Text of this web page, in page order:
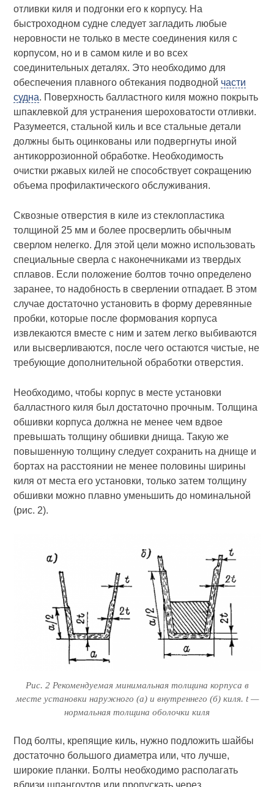
отливки киля и подгонки его к корпусу. На
быстроходном судне следует загладить любые
неровности не только в месте соединения киля с
корпусом, но и в самом киле и во всех
соединительных деталях. Это необходимо для
обеспечения плавного обтекания подводной части
судна. Поверхность балластного киля можно покрыть
шпаклевкой для устранения шероховатости отливки.
Разумеется, стальной киль и все стальные детали
должны быть оцинкованы или подвергнуты иной
антикоррозионной обработке. Необходимость
очистки ржавых килей не способствует сокращению
объема профилактического обслуживания.
Сквозные отверстия в киле из стеклопластика
толщиной 25 мм и более просверлить обычным
сверлом нелегко. Для этой цели можно использовать
специальные сверла с наконечниками из твердых
сплавов. Если положение болтов точно определено
заранее, то надобность в сверлении отпадает. В этом
случае достаточно установить в форму деревянные
пробки, которые после формования корпуса
извлекаются вместе с ним и затем легко выбиваются
или высверливаются, после чего остаются чистые, не
требующие дополнительной обработки отверстия.
Необходимо, чтобы корпус в месте установки
балластного киля был достаточно прочным. Толщина
обшивки корпуса должна не менее чем вдвое
превышать толщину обшивки днища. Такую же
повышенную толщину следует сохранить на днище и
бортах на расстоянии не менее половины ширины
киля от места его установки, только затем толщину
обшивки можно плавно уменьшить до номинальной
(рис. 2).
Рис. 2 Рекомендуемая минимальная толщина корпуса в
месте установки наружного (а) и внутреннего (б) киля. t —
нормальная толщина оболочки киля
Под болты, крепящие киль, нужно подложить шайбы
достаточно большого диаметра или, что лучше,
широкие планки. Болты необходимо располагать